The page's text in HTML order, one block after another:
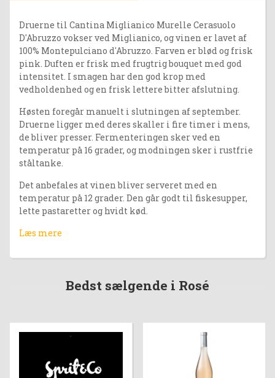
Druerne til Cantina Miglianico Murelle Cerasuolo
D'Abruzzo vokser ved Miglianico, og vinen er lavet af
100% Montepulciano d'Abruzzo. Farven er blød og frisk
pink. Duften er frisk med frugtrig bouquet med god
intensitet. I smagen har den god krop med
vedholdenhed og en frisk lettere bitter afslutning.
Høsten foregår manuelt i slutningen af september.
Druerne ligger med deres skaller i fire timer i mens,
de bliver presser. Fermenteringen sker ved en
temperatur på 16 grader, og modningen sker i rustfrie
ståltanke.
Det anbefales at vinen bliver serveret med en
temperatur på 12 grader. Den går godt til fiskesupper,
lette pastaretter og hvidt kød.
Læs mere
Bedst sælgende i Rosé